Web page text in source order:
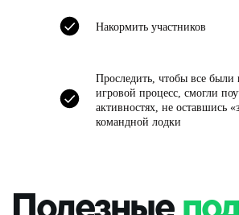
Накормить участников
Проследить, чтобы все были
игровой процесс, смогли
активностях, не оставшись
командной лодки
тимбилдингов